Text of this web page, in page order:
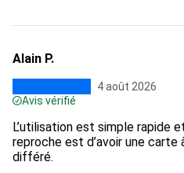
Alain P.
4 août 2026
Avis vérifié
L’utilisation est simple rapide
reproche est d’avoir une
différé.